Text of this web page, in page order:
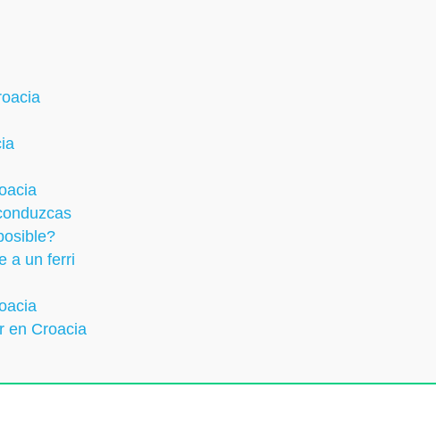
a un ferri
en Croacia